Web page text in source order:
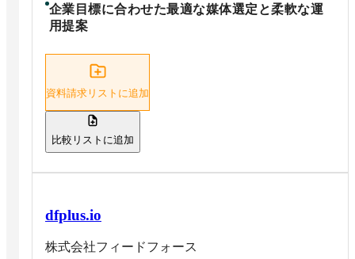
企業目標に合わせた最適な媒体選定と柔軟な運
用提案
資料請求リストに追加
比較リストに追加
dfplus.io
株式会社フィードフォース